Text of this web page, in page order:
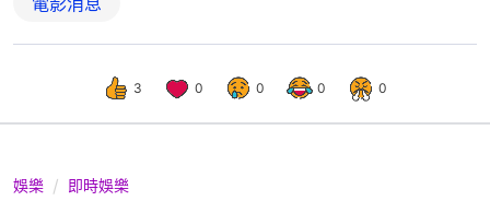
3 0 0 0 0
娛樂 即時娛樂